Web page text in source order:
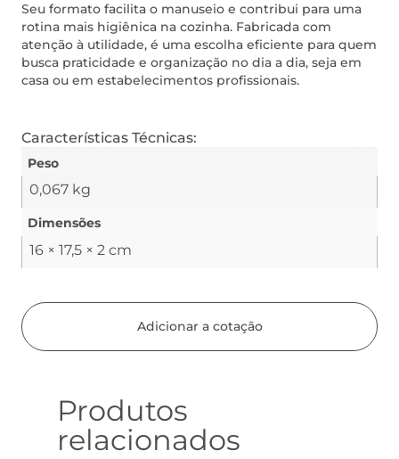
Seu formato facilita o manuseio e contribui para uma
rotina mais higiênica na cozinha. Fabricada com
atenção à utilidade, é uma escolha eficiente para quem
busca praticidade e organização no dia a dia, seja em
casa ou em estabelecimentos profissionais.
Características Técnicas:
Peso
0,067 kg
Dimensões
16 × 17,5 × 2 cm
Adicionar a cotação
Produtos
relacionados